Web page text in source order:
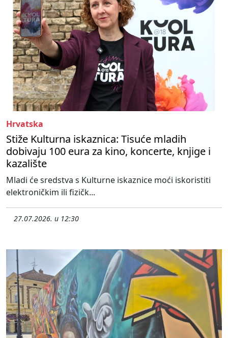
Hrvatska
Stiže Kulturna iskaznica: Tisuće mladih
dobivaju 100 eura za kino, koncerte, knjige i
kazalište
Mladi će sredstva s Kulturne iskaznice moći iskoristiti
elektroničkim ili fizičk...
27.07.2026. u 12:30